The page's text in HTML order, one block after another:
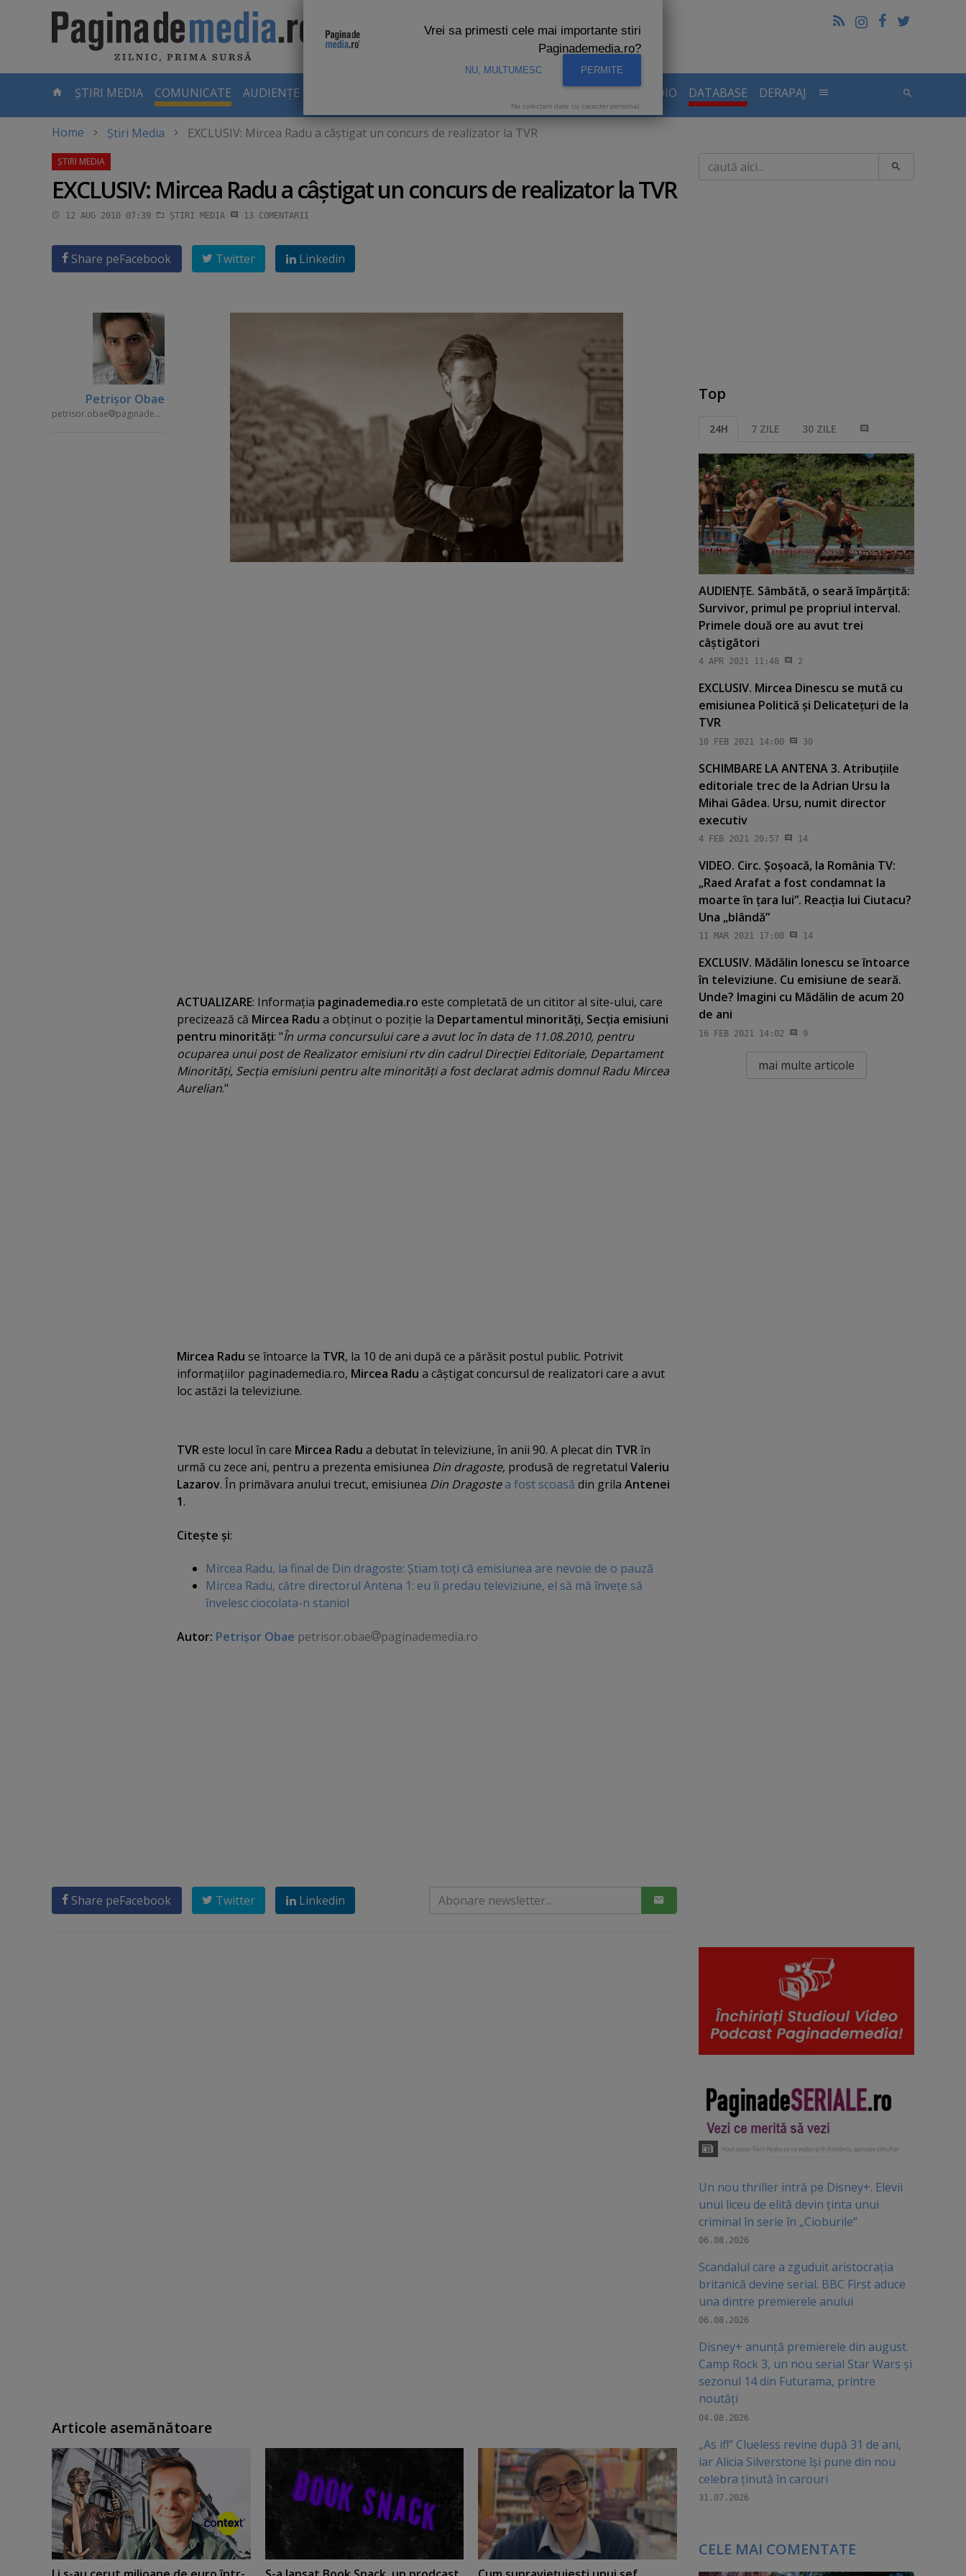
CURENTĂ
ȘTIRI MEDIA COMUNICATE AUDIENȚE TV AUDIENTE RADIO DATABASE DERAPAJ
Home Știri Media EXCLUSIV: Mircea Radu a câştigat un concurs de realizator la TVR
EXCLUSIV: Mircea Radu a câştigat un concurs de realizator la TVR
12 AUG 2010 07:39 ȘTIRI MEDIA 13 COMENTARII
Share peFacebook Twitter Linkedin
Petrişor Obae
petrisor.obae paginademedia.ro
ACTUALIZARE: Informaţia paginademedia.ro este completată de un cititor al site-ului, care
precizează că Mircea Radu a obţinut o poziţie la Departamentul minorităţi, Secţia emisiuni
pentru minorităţi: "În urma concursului care a avut loc în data de 11.08.2010, pentru
ocuparea unui post de Realizator emisiuni rtv din cadrul Direcţiei Editoriale, Departament
Minorităţi, Secţia emisiuni pentru alte minorităţi a fost declarat admis domnul Radu Mircea
Aurelian."
Mircea Radu se întoarce la TVR, la 10 de ani după ce a părăsit postul public. Potrivit
informaţiilor paginademedia.ro, Mircea Radu a câştigat concursul de realizatori care a avut
loc astăzi la televiziune.
TVReste locul în care Mircea Radu a debutat în televiziune, în anii 90. A plecat din TVRîn
urmă cu zece ani, pentru a prezenta emisiunea Din dragoste, produsă de regretatul Valeriu
Lazarov. În primăvara anului trecut, emisiunea Din Dragoste a fost scoasă din grila Antenei
1.
Citeşte şi:
Mircea Radu, la final de Din dragoste: Ştiam toţi că emisiunea are nevoie de o pauză
Mircea Radu, către directorul Antena 1: eu îi predau televiziune, el să mă înveţe să
învelesc ciocolata-n staniol
Autor: Petrişor Obae petrisor.obae paginademedia.ro
Share peFacebook Twitter Linkedin
Articole asemănătoare
Caută
Top
24H 7 ZILE 30 ZILE
AUDIENŢE. Sâmbătă, o seară împărţită:
Survivor, primul pe propriul interval.
Primele două ore au avut trei
câştigători
4 APR 2021 11:48 2
EXCLUSIV. Mircea Dinescu se mută cu
emisiunea Politică şi Delicateţuri de la
TVR
10 FEB 2021 14:00 30
SCHIMBARE LA ANTENA 3. Atribuţiile
editoriale trec de la Adrian Ursu la
Mihai Gâdea. Ursu, numit director
executiv
4 FEB 2021 20:57 14
VIDEO. Circ. Şoşoacă, la România TV:
„Raed Arafat a fost condamnat la
moarte în ţara lui”. Reacţia lui Ciutacu?
Una „blândă”
11 MAR 2021 17:00 14
EXCLUSIV. Mădălin Ionescu se întoarce
în televiziune. Cu emisiune de seară.
Unde? Imagini cu Mădălin de acum 20
de ani
16 FEB 2021 14:02 9
mai multe articole
Un nou thriller intră pe Disney+. Elevii
unui liceu de elită devin ținta unui
criminal în serie în „Cioburile”
06.08.2026
Scandalul care a zguduit aristocrația
britanică devine serial. BBC First aduce
una dintre premierele anului
06.08.2026
Disney+ anunță premierele din august.
Camp Rock 3, un nou serial Star Wars și
sezonul 14 din Futurama, printre
noutăți
04.08.2026
„As if!” Clueless revine după 31 de ani,
iar Alicia Silverstone își pune din nou
celebra ținută în carouri
31.07.2026
CELE MAI COMENTATE
Vrei sa primesti cele mai importante stiri
Paginademedia.ro?
NU, MULTUMESC PERMITE
Nu colectam date cu caracter personal.